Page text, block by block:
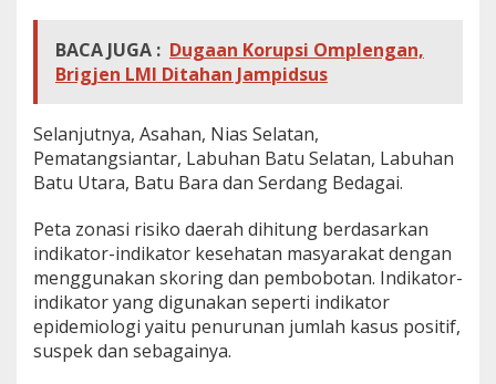
BACA JUGA : Dugaan Korupsi Omplengan,
Brigjen LMI Ditahan Jampidsus
Selanjutnya, Asahan, Nias Selatan,
Pematangsiantar, Labuhan Batu Selatan, Labuhan
Batu Utara, Batu Bara dan Serdang Bedagai.
Peta zonasi risiko daerah dihitung berdasarkan
indikator-indikator kesehatan masyarakat dengan
menggunakan skoring dan pembobotan. Indikator-
indikator yang digunakan seperti indikator
epidemiologi yaitu penurunan jumlah kasus positif,
suspek dan sebagainya.